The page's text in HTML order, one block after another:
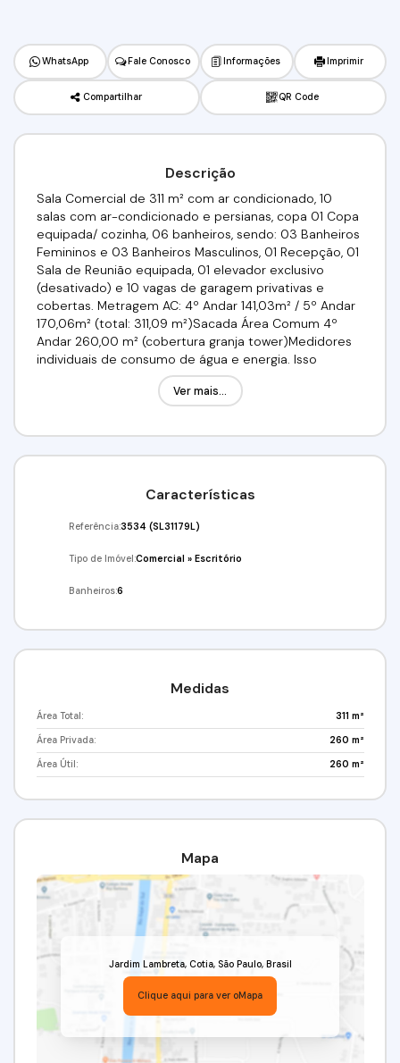
WhatsApp Fale Conosco Informações Imprimir
Compartilhar QR Code
Descrição
Sala Comercial de 311 m² com ar condicionado, 10
salas com ar-condicionado e persianas, copa 01 Copa
equipada/ cozinha, 06 banheiros, sendo: 03 Banheiros
Femininos e 03 Banheiros Masculinos, 01 Recepção, 01
Sala de Reunião equipada, 01 elevador exclusivo
(desativado) e 10 vagas de garagem privativas e
cobertas. Metragem AC: 4º Andar 141,03m² / 5º Andar
170,06m² (total: 311,09 m²)Sacada Área Comum 4º
Andar 260,00 m² (cobertura granja tower)Medidores
individuais de consumo de água e energia. Isso
permite um controle preciso dos gastos, trazendo
eficiência e economia para o seu negócio.Localização
Condomínio e IPTU.Requisitos: 03 Depósitos de
Garantia OU Fiador OU Seguro - Fiança, não possuir
03 aluguéis.Venha conferir!!! Agende já sua visita!(11)
Negócios.CRECI: 34.726-J
Ver mais...
Características
Referência:3534 (SL31179L)
Tipo de Imóvel:Comercial »Escritório
Banheiros:6
Medidas
Área Total: 311 m²
Área Privada: 260 m²
Área Útil: 260 m²
Mapa
Jardim Lambreta, Cotia, São Paulo, Brasil
Clique aqui para ver oMapa